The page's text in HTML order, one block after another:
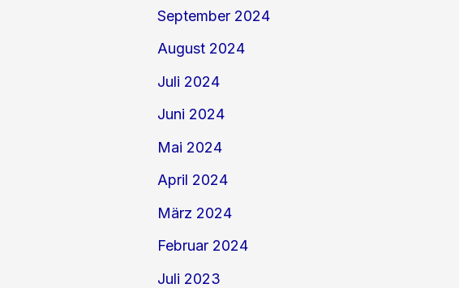
September 2024
August 2024
Juli 2024
Juni 2024
Mai 2024
April 2024
März 2024
Februar 2024
Juli 2023